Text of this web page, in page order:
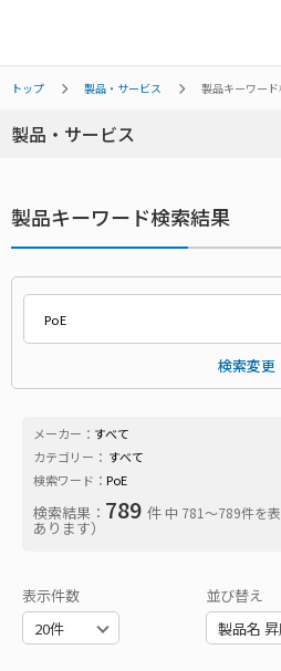
トップ 製品・サービス 製品キーワー
製品・サービス
製品キーワード検索結果
検索変更
メーカー： すべて
カテゴリー： すべて
検索ワード： PoE
検索結果： 789 件 中 781〜789件を
あります）
表示件数 並び替え